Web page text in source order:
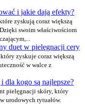
i jakie dają efekty?
zyskują coraz większą
swoim właściwościom
duet w pielęgnacji cery
zyskuje coraz większą
w walce z
dla kogo są najlepsze?
pielęgnacji skóry, który
urodowych rytuałów.